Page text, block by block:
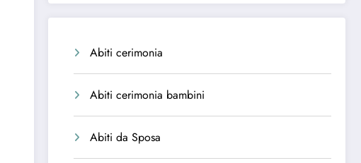
Abiti cerimonia
Abiti cerimonia bambini
Abiti da Sposa